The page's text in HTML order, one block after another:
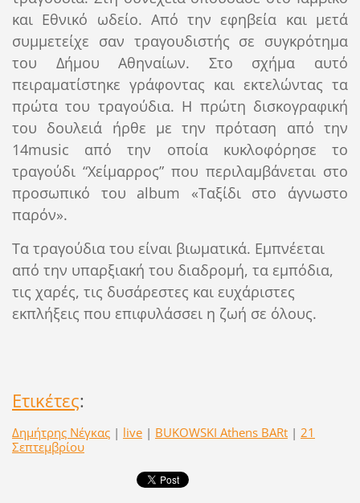
και Εθνικό ωδείο. Από την εφηβεία και μετά
συμμετείχε σαν τραγουδιστής σε συγκρότημα
του Δήμου Αθηναίων. Στο σχήμα αυτό
πειραματίστηκε γράφοντας και εκτελώντας τα
πρώτα του τραγούδια. Η πρώτη δισκογραφική
του δουλειά ήρθε με την πρόταση από την
14music από την οποία κυκλοφόρησε το
τραγούδι “Χείμαρρος” που περιλαμβάνεται στο
προσωπικό του album
«Ταξίδι στο άγνωστο
παρόν».
Τα τραγούδια του είναι βιωματικά. Εμπνέεται
από την υπαρξιακή του διαδρομή, τα εμπόδια,
τις χαρές, τις δυσάρεστες και ευχάριστες
εκπλήξεις που επιφυλάσσει η ζωή σε όλους.
Ετικέτες:
Δημήτρης Νέγκας | live | BUKOWSKI Athens BARt | 21
Σεπτεμβρίου